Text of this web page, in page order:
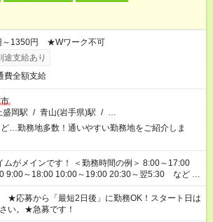
～1350円 ★Wワーク不可
途支給あり
費全額支給
盛岡駅 / 青山(岩手県)駅 / …
…勤務地多数！通いやすい勤務地をご紹介しま
す！ ＜勤務時間の例＞ 8:00～17:00
9:00～18:00 10:00～19:00 20:30～翌5:30 など ★
務時間多数！ 日勤のみ、残業なし、交替制など
てください！
★応募から「最短2日後」に勤務OK！スタート日は
い。★急募です！